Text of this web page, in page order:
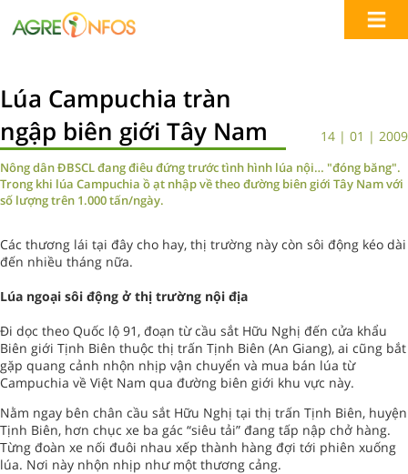
Lúa Campuchia tràn
ngập biên giới Tây Nam
14 | 01 | 2009
Nông dân ĐBSCL đang điêu đứng trước tình hình lúa nội… "đóng băng".
Trong khi lúa Campuchia ồ ạt nhập về theo đường biên giới Tây Nam với
số lượng trên 1.000 tấn/ngày.
Các thương lái tại đây cho hay, thị trường này còn sôi động kéo dài
đến nhiều tháng nữa.
Lúa ngoại sôi động ở thị trường nội địa
Đi dọc theo Quốc lộ 91, đoạn từ cầu sắt Hữu Nghị đến cửa khẩu
Biên giới Tịnh Biên thuộc thị trấn Tịnh Biên (An Giang), ai cũng bắt
gặp quang cảnh nhộn nhịp vận chuyển và mua bán lúa từ
Campuchia về Việt Nam qua đường biên giới khu vực này.
Nằm ngay bên chân cầu sắt Hữu Nghị tại thị trấn Tịnh Biên, huyện
Tịnh Biên, hơn chục xe ba gác “siêu tải” đang tấp nập chở hàng.
Từng đoàn xe nối đuôi nhau xếp thành hàng đợi tới phiên xuống
lúa. Nơi này nhộn nhịp như một thương cảng.